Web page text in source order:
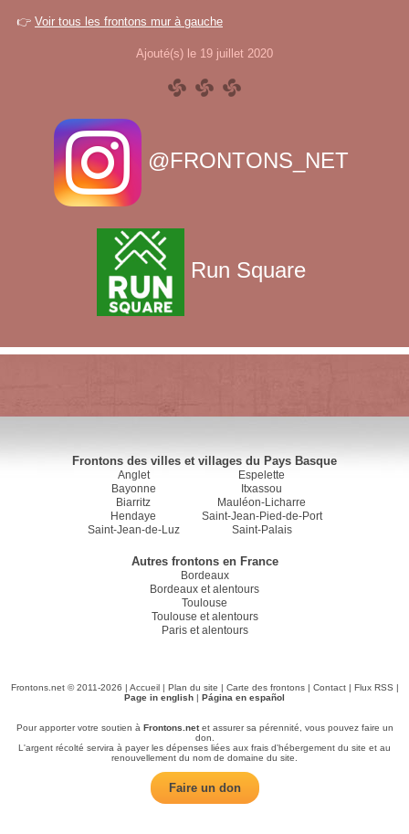
👉 Voir tous les frontons mur à gauche
Ajouté(s) le 19 juillet 2020
@FRONTONS_NET
Run Square
Frontons des villes et villages du Pays Basque
Anglet
Bayonne
Biarritz
Hendaye
Saint-Jean-de-Luz
Espelette
Itxassou
Mauléon-Licharre
Saint-Jean-Pied-de-Port
Saint-Palais
Autres frontons en France
Bordeaux
Bordeaux et alentours
Toulouse
Toulouse et alentours
Paris et alentours
Frontons.net © 2011-2026 | Accueil| Plan du site | Carte des frontons| Contact| Flux RSS |
Page in english | Página en español
Pour apporter votre soutien à Frontons.netet assurer sa pérennité, vous pouvez faire un
don.
L'argent récolté servira à payer les dépenses liées aux frais d'hébergement du site et au
renouvellement du nom de domaine du site.
Faire un don